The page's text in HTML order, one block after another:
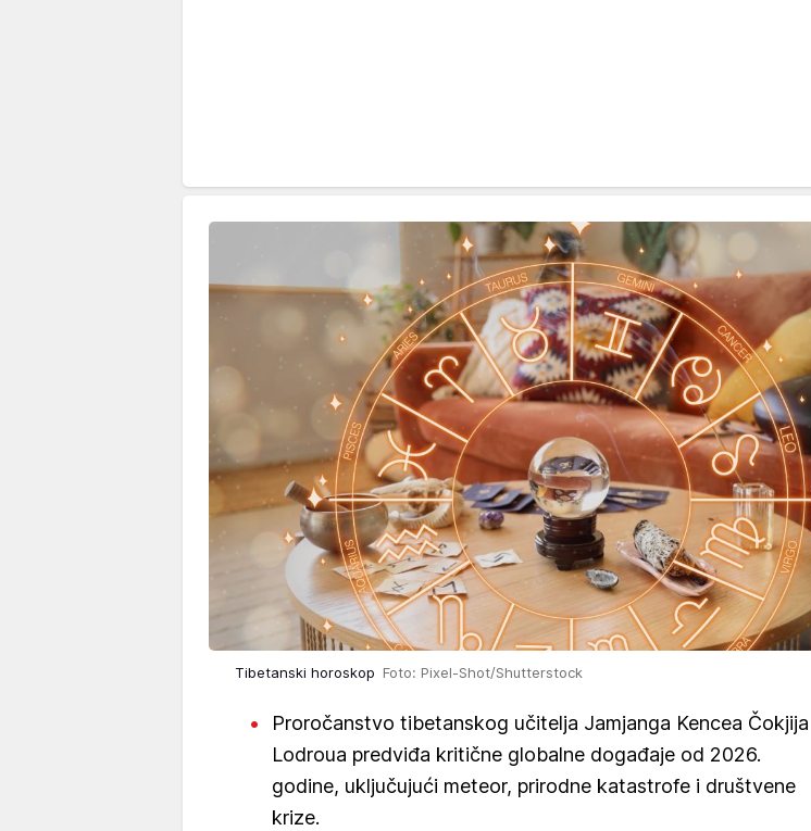
Tibetanski horoskop Foto: Pixel-Shot/Shutterstock
Proročanstvo tibetanskog učitelja Jamjanga Kencea Čokjija
Lodroua predviđa kritične globalne događaje od 2026.
godine, uključujući meteor, prirodne katastrofe i društvene
krize.